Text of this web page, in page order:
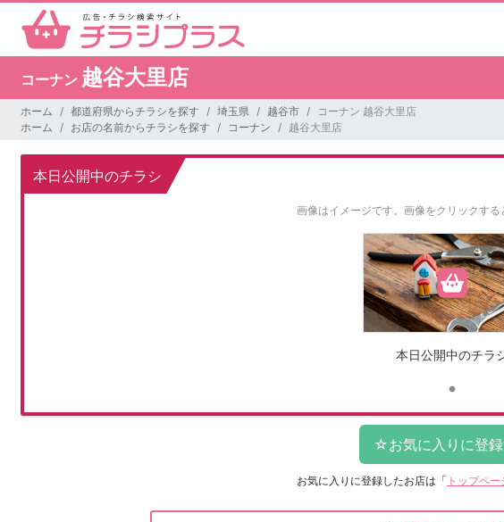
コーナン 越谷大里店
ホーム 都道府県からチラシを探す 埼玉県 越谷市
コーナン 越谷大里店
ホーム
お店の名前からチラシを探す コーナン 越谷大里店
本日公開中のチラシ
画像はイメージです。 画像をクリックする
本日公開中のチラ
お気に入りに登録したお店は 「 トップペー